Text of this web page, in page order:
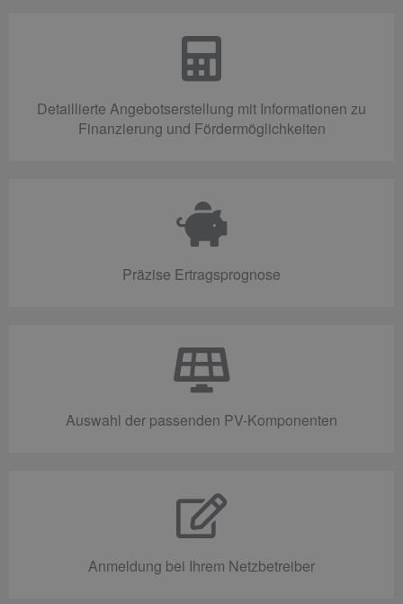
Detaillierte Angebotserstellung mit Informationen zu
Finanzierung und Fördermöglichkeiten
Präzise Ertragsprognose
Auswahl der passenden PV-Komponenten
Anmeldung bei Ihrem Netzbetreiber